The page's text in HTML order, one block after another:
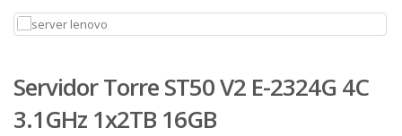
Servidor Torre ST50 V2 E-2324G 4C
3.1GHz 1x2TB 16GB